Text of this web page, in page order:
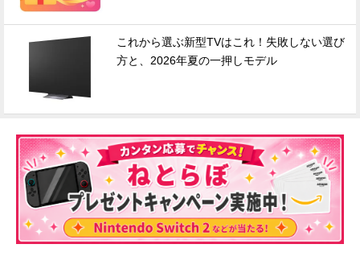
これから選ぶ新型TVはこれ！失敗しない選び
方と、2026年夏の一押しモデル